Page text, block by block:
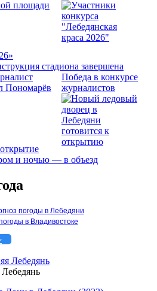
стадиона завершена
Победа в конкурсе
журналистов
и ночью — в объезд
погоды в Лебедяни
в Владивостоке